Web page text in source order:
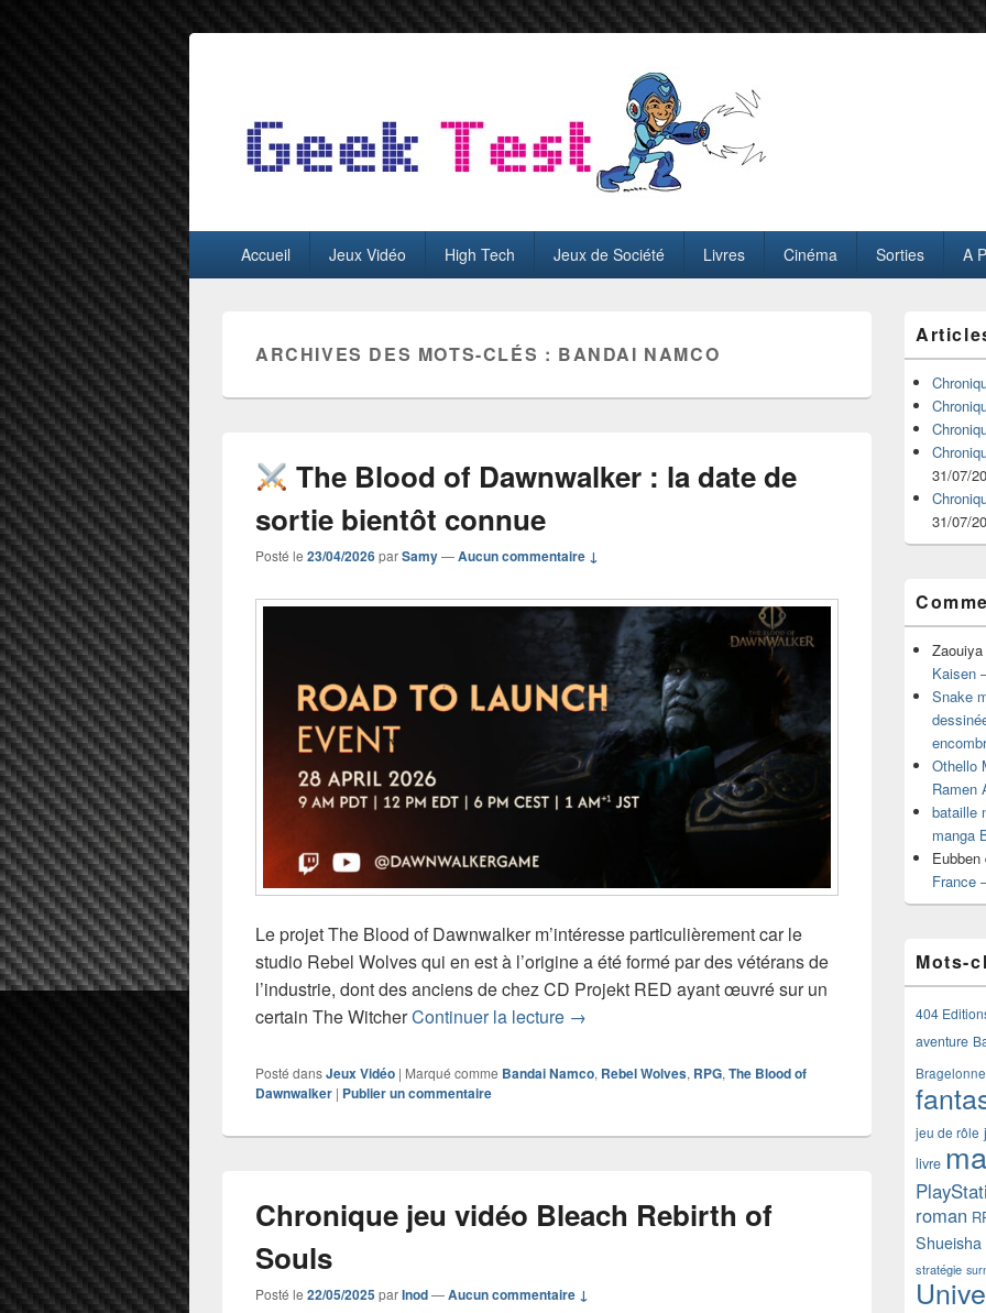
GeekTest
principalAccueil Jeux Vidéo High Tech Jeux de Société Livres Cinéma Sorties A
ARCHIVES DES MOTS-CLÉS : BANDAI NAMCO
The Blood of Dawnwalker : la date de
sortie bientôt connue
Posté le 23/04/2026parSamy—Aucun commentaire ↓
Le projet The Blood of Dawnwalker m’intéresse particulièrement car le
studio Rebel Wolves qui en est à l’origine a été formé par des vétérans de
l’industrie, dont des anciens de chez CD Projekt RED ayant œuvré sur un
certain The WitcherContinuer la lecture The Blood of Dawnwalker : la date de sortie
→
Posté dansJeux Vidéo | Marqué comme Bandai Namco, Rebel Wolves, RPG, The Blood of
Dawnwalker | Publier un commentaire
Chronique jeu vidéo Bleach Rebirth of
Souls
Posté le 22/05/2025parInod—Aucun commentaire ↓
principale
de
widget
pour
barre
latérale
31/07/
31/07/
Zaouiya
Kaisen
Snake
Othello
Ramen
bataille
manga
Eubben
France
Mots-
404
aventure
Bragelonne
jeu de rôle
livre
roman
Shueisha
stratégie